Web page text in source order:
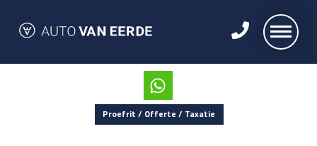
Proefrit / Offerte / Taxatie